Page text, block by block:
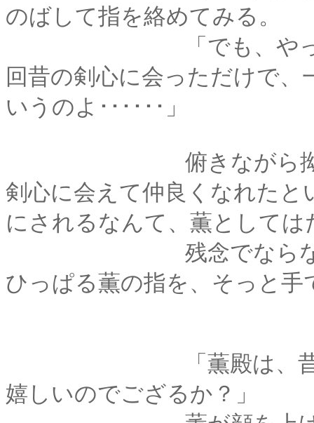
のばして指を絡めてみる。
「でも、やっぱり納
回昔の剣心に会っただけで
いうのよ･･････」
俯きながら拗ねたよ
剣心に会えて仲良くなれた
にされるなんて、薫として
残念でならなかった
ひっぱる薫の指を、そっと手
「薫殿は、昔の拙者
嬉しいのでござるか？」